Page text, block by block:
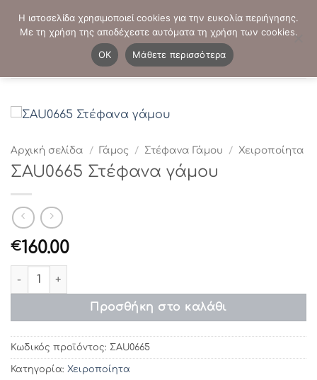
στο
ΤΗΛΕΦΩΝΙΚΕΣ ΠΑΡΑΓΓΕΛΙΕΣ: - 2103821941
Αρχική σελίδα / Γάμος / Στέφανα Γάμου / Χειροποίητα
ΣAU0665 Στέφανα γάμου
€160.00
ΣAU0665 Στέφανα γάμου ποσότητα
Προσθήκη στο καλάθι
Κωδικός προϊόντος: ΣAU0665
Κατηγορία: Χειροποίητα
Η ιστοσελίδα χρησιμοποιεί cookies για την ευκολία περιήγησης.
Με τη χρήση της αποδέχεστε αυτόματα τη χρήση των cookies.
OK
Μάθετε περισσότερα